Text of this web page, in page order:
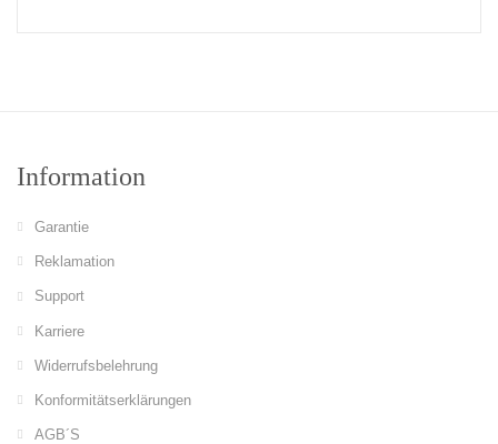
Information
Garantie
Reklamation
Support
Karriere
Widerrufsbelehrung
Konformitätserklärungen
AGB´S